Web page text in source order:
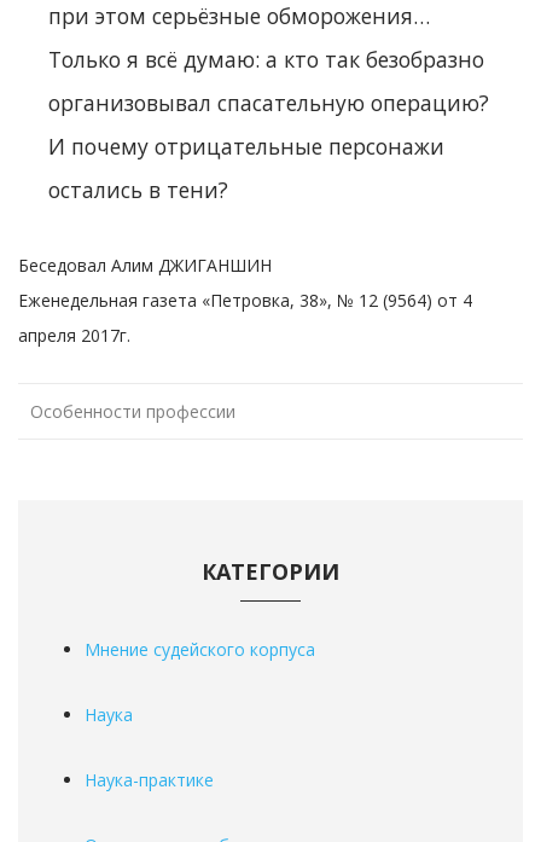
при этом серьёзные обморожения…
Только я всё думаю: а кто так безобразно
организовывал спасательную операцию?
И почему отрицательные персонажи
остались в тени?
Беседовал Алим ДЖИГАНШИН
Еженедельная газета «Петровка, 38», № 12 (9564) от 4
апреля 2017г.
Особенности профессии
КАТЕГОРИИ
Мнение судейского корпуса
Наука
Наука-практике